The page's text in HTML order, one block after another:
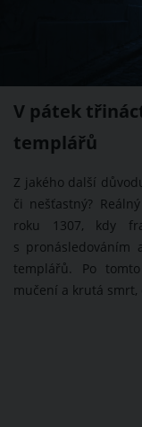
V pátek
templářů
Z jakého další
či nešťastný?
roku 1307, kdy
s pronásledováním
templářů. Po
mučení a krutá smrt,